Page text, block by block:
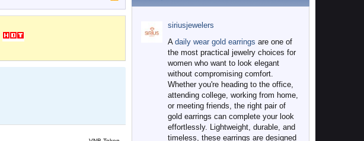
siriusjewelers
A daily wear gold earrings are one of
the most practical jewelry choices for
women who want to look elegant
without compromising comfort.
Whether you're heading to the office,
attending college, working from home,
or meeting friends, the right pair of
gold earrings can complete your look
effortlessly. Lightweight, durable, and
timeless, these earrings are designed